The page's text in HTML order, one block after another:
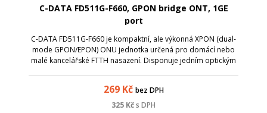
C-DATA FD511G-F660, GPON bridge ONT, 1GE
port
C-DATA FD511G-F660 je kompaktní, ale výkonná XPON (dual-
mode GPON/EPON) ONU jednotka určená pro domácí nebo
malé kancelářské FTTH nasazení. Disponuje jedním optickým
269Kč bez DPH
325 Kčs DPH